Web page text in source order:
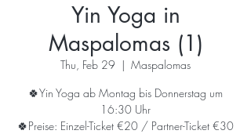
Yin Yoga in
Maspalomas (1)
Thu, Feb 29
  |
Maspalomas
🍀Yin Yoga ab Montag bis Donnerstag um
16:30 Uhr
🍀Preise: Einzel-Ticket €20 / Partner-Ticket €30